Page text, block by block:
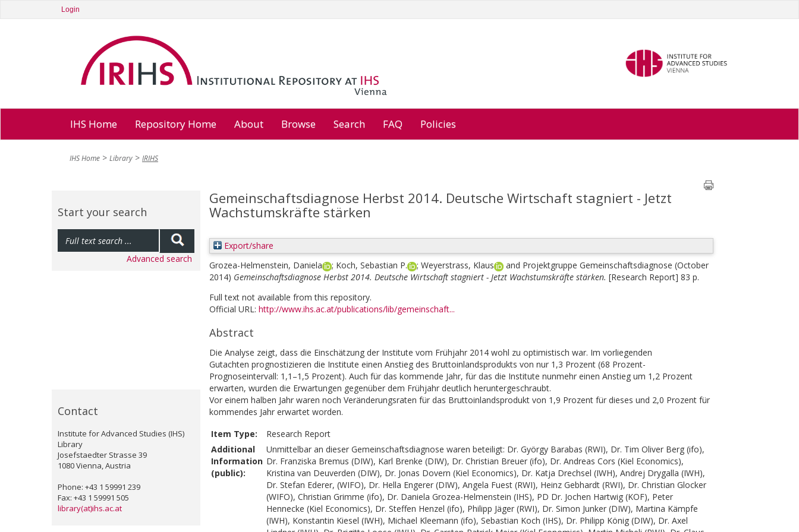
Login
IHS Home Repository Home About Browse Search FAQ Policies
IHS Home Library IRIHS
Start your search
Advanced search
Contact
Institute for Advanced Studies (IHS)
Library
Josefstaedter Strasse 39
1080 Vienna, Austria
Phone: +43 1 59991 239
Fax: +43 1 59991 505
library(at)ihs.ac.at
Gemeinschaftsdiagnose Herbst 2014. Deutsche Wirtschaft stagniert - Jetzt
Wachstumskräfte stärken
Export/share
Grozea-Helmenstein, Daniela
; Koch, Sebastian P. ; Weyerstrass, Klaus and Projektgruppe Gemeinschaftsdiagnose (October
2014) Gemeinschaftsdiagnose Herbst 2014. Deutsche Wirtschaft stagniert - Jetzt Wachstumskräfte stärken. [Research Report] 83 p.
Full text not available from this repository.
Official URL: http://www.ihs.ac.at/publications/lib/gemeinschaft...
Abstract
Die Analyse zeigt, dass die Einschätzung der Institute vom Frühjahr 2014 wohl zu optimistisch war. Im vorliegenden
Gutachten prognostizieren die Institute einen Anstieg des Bruttoinlandsprodukts von nur 1,3 Prozent (68 Prozent-
Prognoseintervall: 1,1–1,5 Prozent). Auch für das kommende Jahr, für das die Institute nunmehr einen Anstieg um 1,2 Prozent
erwarten, wurden die Erwartungen gegenüber dem Frühjahr deutlich heruntergeschraubt.
Vor einem halben Jahr waren noch Veränderungsraten für das Bruttoinlandsprodukt von 1,9 Prozent für dieses und 2,0 Prozent für
kommendes Jahr erwartet worden.
Item Type:
Research Report
Additional
Information
(public):
Unmittelbar an dieser Gemeinschaftsdiagnose waren beteiligt: Dr. György Barabas (RWI), Dr. Tim Oliver Berg (ifo),
Dr. Franziska Bremus (DIW), Karl Brenke (DIW), Dr. Christian Breuer (ifo), Dr. Andreas Cors (Kiel Economics),
Kristina van Deuverden (DIW), Dr. Jonas Dovern (Kiel Economics), Dr. Katja Drechsel (IWH), Andrej Drygalla (IWH),
Dr. Stefan Ederer, (WIFO), Dr. Hella Engerer (DIW), Angela Fuest (RWI), Heinz Gebhardt (RWI), Dr. Christian Glocker
(WIFO), Christian Grimme (ifo), Dr. Daniela Grozea-Helmenstein (IHS), PD Dr. Jochen Hartwig (KOF), Peter
Hennecke (Kiel Economics), Dr. Steffen Henzel (ifo), Philipp Jäger (RWI), Dr. Simon Junker (DIW), Martina Kämpfe
(IWH), Konstantin Kiesel (IWH), Michael Kleemann (ifo), Sebastian Koch (IHS), Dr. Philipp König (DIW), Dr. Axel